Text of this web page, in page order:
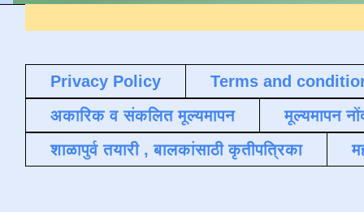
Privacy Policy
Terms and
अकारिक व संकलित मूल्यमापन
मूल्यमापन
शाळापुर्व तयारी , बालकांसाठी कृतीपत्रिका